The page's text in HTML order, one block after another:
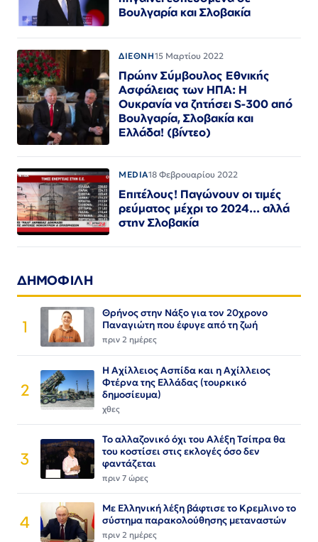
Βουλγαρία και Σλοβακία
ΔΙΕΘΝΗ15 Μαρτίου 2022
Πρώην Σύμβουλος Εθνικής
Ασφάλειας των ΗΠΑ: Η
Ουκρανία να ζητήσει S-300 από
Βουλγαρία, Σλοβακία και
Ελλάδα! (βίντεο)
MEDIA18 Φεβρουαρίου 2022
Επιτέλους! Παγώνουν οι τιμές
ρεύματος μέχρι το 2024... αλλά
στην Σλοβακία
ΔΗΜΟΦΙΛΗ
1
Θρήνος στην Νάξο για τον 20χρονο
Παναγιώτη που έφυγε από τη ζωή
πριν 2 ημέρες
2
Η Αχίλλειος Ασπίδα και η Αχίλλειος
Φτέρνα της Ελλάδας (τουρκικό
δημοσίευμα)
χθες
3
Το αλλαζονικό όχι του Αλέξη Τσίπρα θα
του κοστίσει στις εκλογές όσο δεν
φαντάζεται
πριν 7 ώρες
4
Με Ελληνική λέξη βάφτισε το Κρεμλινο το
σύστημα παρακολούθησης μεταναστών
πριν 2 ημέρες